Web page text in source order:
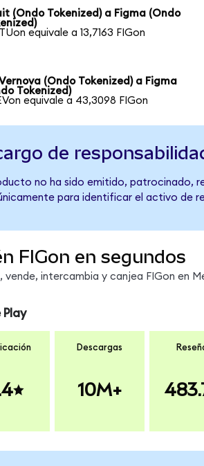
(Ondo Tokenized) a Figma (Ondo
equivale a 13,7163 FIGon
(Ondo Tokenized) a Figma
Tokenized)
equivale a 43,3098 FIGon
de
no ha sido emitido, patrocinado,
para identificar el activo de
FIGon en segundos
vende, intercambia y canjea FIGon en
Play
Descargas
10M+